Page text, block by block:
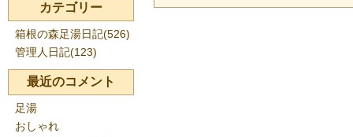
カテゴリー
箱根の森足湯日記(526)
管理人日記(123)
最近のコメント
足湯
おしゃれ